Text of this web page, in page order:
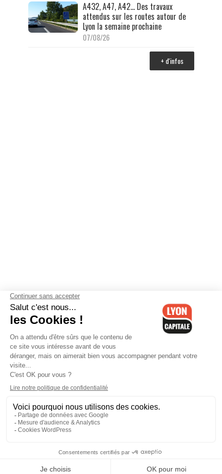
A432, A47, A42… Des travaux
attendus sur les routes autour de
Lyon la semaine prochaine
07/08/26
+ d'infos
Contactez-nous-Mentions légales-CGV-Politique de
confidentialité-Gestion des cookies
Cedex 06